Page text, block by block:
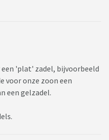
'plat' zadel, bijvoorbeeld
voor onze zoon een
een gelzadel.